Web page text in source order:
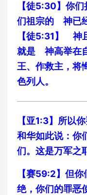
【徒5:30】你
们祖宗的 神已
【徒5:31】 神
就是 神高举在
王、作救主，将
色列人。
【亚1:3】所以
和华如此说：你
们。这是万军之
【赛59:2】但
绝，你们的罪恶